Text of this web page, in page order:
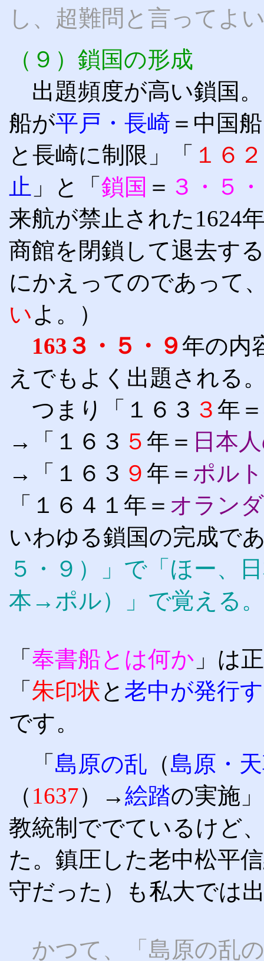
し、超難問と言ってよ
（９）鎖国の形成
出題頻度が高い鎖国
船が平戸・長崎 ＝中国
と長崎に制限」「 １６
止 」 と「 鎖国 ＝ ３・５
来航が禁止された1624
商館を閉鎖して退去す
にかえってのであって
いよ。）
163３・５・９年の内
えでもよく出題される
つまり「１６３ ３ 年＝
→「１６３ ５ 年＝ 日本
→「１６３ ９ 年＝ ポル
「１６４１年＝ オラン
いわゆる鎖国の完成で
５・９）」で「ほー、
本→ポル）」で覚える
「 奉書船とは何か 」は
「 朱印状と 老中が発行
です。
「 島原の乱 （島原・
（ 1637）→絵踏の実施
教統制ででているけど
た。鎮圧した老中松平
守だった）も私大では
かつて、「島原の乱